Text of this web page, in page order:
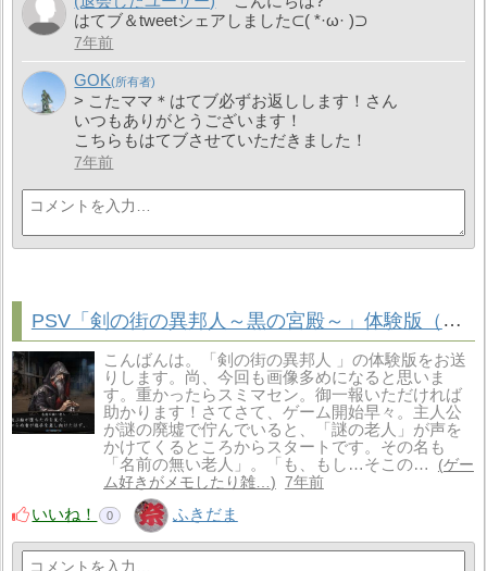
はてブ＆tweetシェアしました⊂( *·ω· )⊃
7年前
GOK
> こたママ＊はてブ必ずお返しします！さん
いつもありがとうございます！
こちらもはてブさせていただきました！
7年前
PSV「剣の街の異邦人～黒の宮殿～」体験版（その２）
こんばんは。「剣の街の異邦人 」の体験版をお送
りします。尚、今回も画像多めになると思いま
す。重かったらスミマセン。御一報いただければ
助かります！さてさて、ゲーム開始早々。主人公
が謎の廃墟で佇んでいると、「謎の老人」が声を
かけてくるところからスタートです。その名も
「名前の無い老人」。「も、もし…そこの…
ゲー
ム好きがメモしたり雑…
7年前
いいね！ 0 ふきだま